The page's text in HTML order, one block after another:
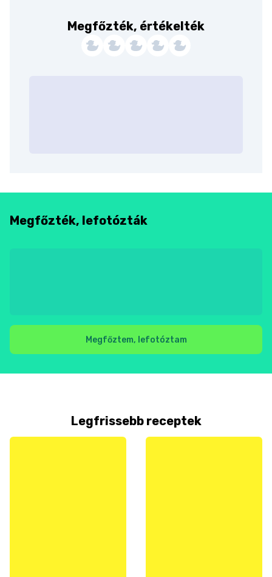
Megfőzték, értékelték
Megfőzték, lefotózták
Megfőztem, lefotóztam
Legfrissebb receptek